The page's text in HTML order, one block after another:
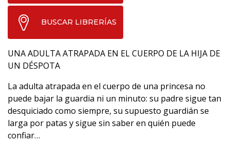
BUSCAR LIBRERÍAS
UNA ADULTA ATRAPADA EN EL CUERPO DE LA HIJA DE
UN DÉSPOTA
La adulta atrapada en el cuerpo de una princesa no
puede bajar la guardia ni un minuto: su padre sigue tan
desquiciado como siempre, su supuesto guardián se
larga por patas y sigue sin saber en quién puede
confiar…